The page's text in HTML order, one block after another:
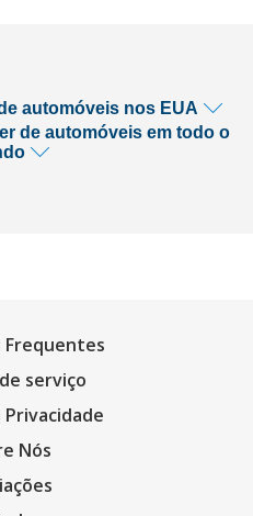
automóveis nos EUA
de automóveis em todo o
serviço
Nós